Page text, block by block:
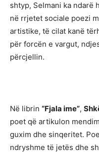
shtyp, Selmani ka ndarë
në rrjetet sociale poezi
artistike, të cilat kanë
për forcën e vargut,
përcjellin.
Në librin “Fjala ime”,
poet që artikulon
guxim dhe sinqeritet.
ndryshme të jetës dhe